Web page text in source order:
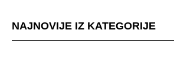
NAJNOVIJE IZ KATEGORIJE